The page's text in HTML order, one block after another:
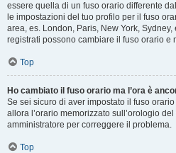
essere quella di un fuso orario differente
le impostazioni del tuo profilo per il fuso
area, es. London, Paris, New York,
registrati possono cambiare il fuso orario e
Top
Ho cambiato il fuso orario ma l’ora è
Se sei sicuro di aver impostato il fuso
allora l’orario memorizzato sull’orologio
amministratore per correggere il problema.
Top